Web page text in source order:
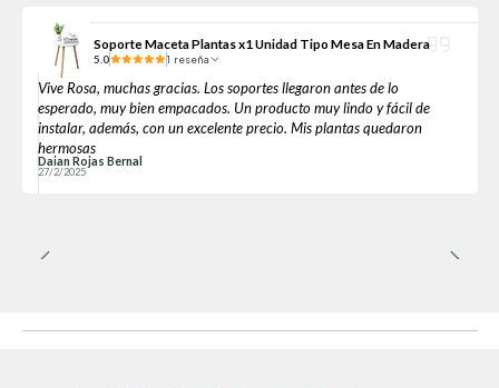
Soporte Maceta Plantas x1 Unidad Tipo Mesa En Madera
5.0 1 reseña
Vive Rosa, muchas gracias. Los soportes llegaron antes de lo
esperado, muy bien empacados. Un producto muy lindo y fácil de
instalar, además, con un excelente precio. Mis plantas quedaron
hermosas
Daian Rojas Bernal
27/2/2025